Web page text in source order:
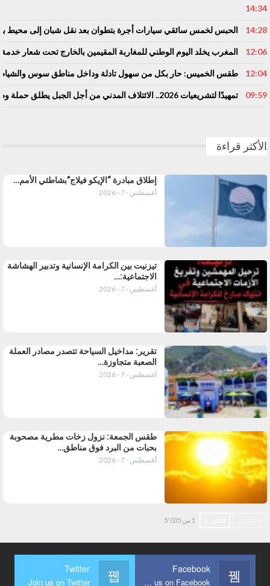
14:34
14:28 الحبس لخمس سائقي سيارات أجرة بتطوان بعد نقل شبان إلى محيط باب
12:06 المغرب يخلد اليوم الوطني للمغاربة المقيمين بالخارج تحت شعار خدمة
12:04 طقس الخميس: ﺣﺎﺭ بكل من سهول تادلة وداخل مناطق سوس
09:59 تمهيدًا لتشريعيات 2026.. الائتلاف المدني من أجل الجبل يطلق حملة وطنية للمطالبة بـ”تعاقد سياسي منصف” مع المناطق الجبلية
الأكثر قراءة
إطلاق مبادرة “الإيكو فيلاج”بشاطئي الأمم…
أغسطس - 7 - 2026
تيزنيت بين الكرامة الإنسانية وتدبير الهشاشة
الاجتماعية:…
أغسطس - 7 - 2026
تقرير: مداخيل السياحة تتصدر مصادر العملة
الصعبة متجاوزة…
أغسطس - 7 - 2026
طقس الجمعة: نزول زخات مطرية مصحوبة
بحبات من البرد فوق مناطق…
أغسطس - 7 - 2026
1 من 5٬035
Facebook
Join us on Facebook
Twitter
Join us on Twitter